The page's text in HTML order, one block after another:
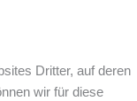
Dritter, auf deren
wir für diese